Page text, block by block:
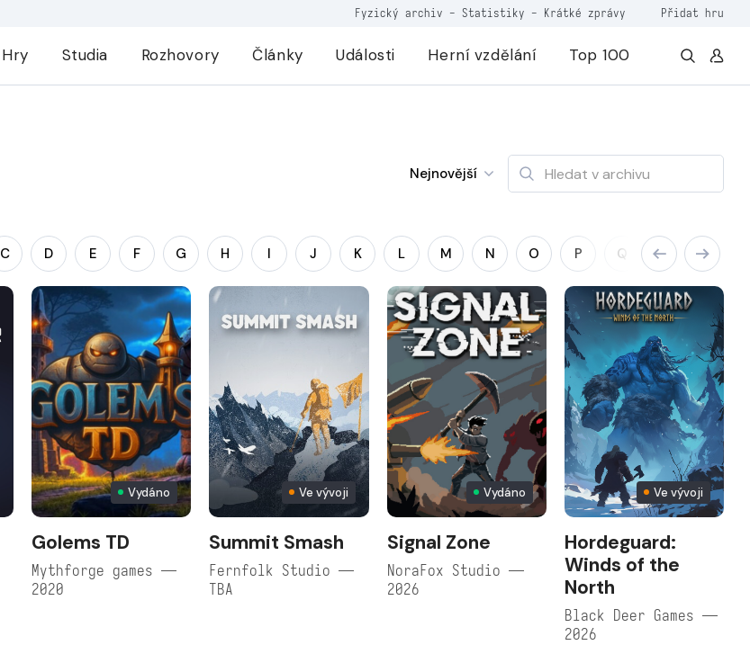
Fyzický archiv - Statistiky - Krátké zprávy Přidat hru
Hry Studia Rozhovory Články Události Herní vzdělání Top 100
Nejnovější
C D E F G H I J K L M N O P Q R S
Vydáno
Golems TD
Mythforge games —
2020
Ve vývoji
Summit Smash
Fernfolk Studio —
TBA
Vydáno
Signal Zone
NoraFox Studio —
2026
Ve vývoji
Hordeguard:
Winds of the
North
Black Deer Games —
2026